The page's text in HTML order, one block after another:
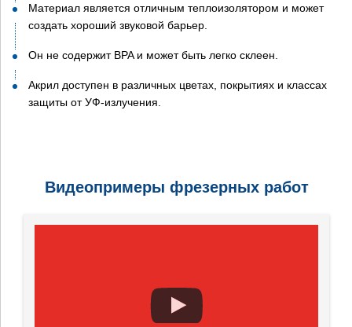
Материал является отличным теплоизолятором и может
создать хороший звуковой барьер.
Он не содержит BPA и может быть легко склеен.
Акрил доступен в различных цветах, покрытиях и классах
защиты от УФ-излучения.
Видеопримеры фрезерных работ
+7 (926) 7777-090